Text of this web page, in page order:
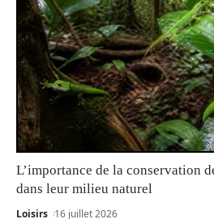
L’importance de la conservation
dans leur milieu naturel
Loisirs 16 juillet 2026